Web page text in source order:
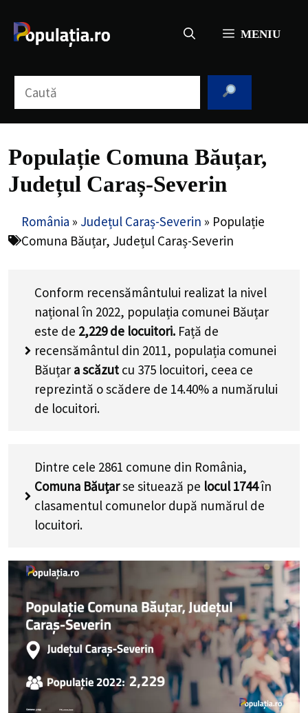
conținut
MENIU
Populație Comuna Băuțar,
Județul Caraș-Severin
România » Județul Caraș-Severin » Populație
Comuna Băuțar, Județul Caraș-Severin
Conform recensământului realizat la nivel
național în 2022, populația comunei Băuțar
este de 2,229de locuitori. Față de
recensământul din 2011, populația comunei
Băuțar a scăzut cu 375 locuitori, ceea ce
reprezintă o scădere de 14.40% a numărului
de locuitori.
Dintre cele 2861 comune din România,
Comuna Băuțarse situează pe locul 1744în
clasamentul comunelor după numărul de
locuitori.